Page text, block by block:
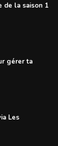
de la saison 1
gérer ta
Les